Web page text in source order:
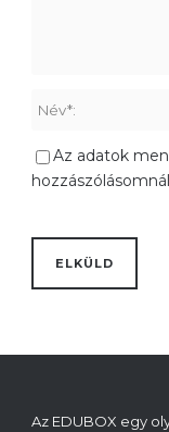
Az adatok
hozzászólásomnál
Az EDUBOX egy